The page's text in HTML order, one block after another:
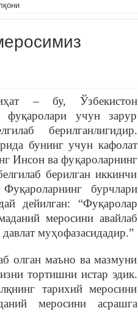
– бу, Ўзбекистон
фуқаролари учун зарур
берилганлигидир.
бунинг учун кафолат
Инсон ва фуқароларнинг
берилган иккинчи
бурчлари
дейилган: “Фуқаролар
меросини авайлаб
муҳофазасидадир.”
олган маъно ва мазмуни
тортишни истар эдик.
тарихий меросини
меросини асрашга